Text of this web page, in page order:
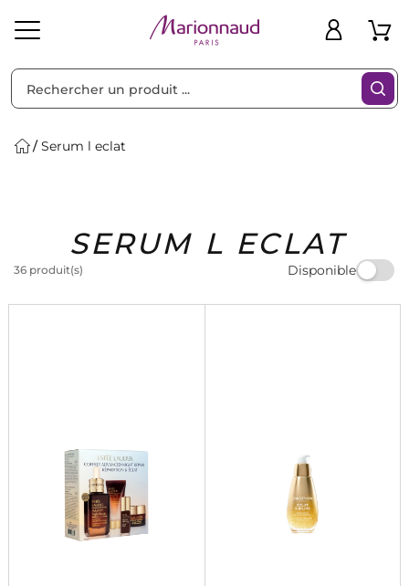
Solaire Homme Marques Idées
Cadeaux
Bons
Plans
Serum l eclat
SERUM L ECLAT
36 produit(s) Disponible
Filtres